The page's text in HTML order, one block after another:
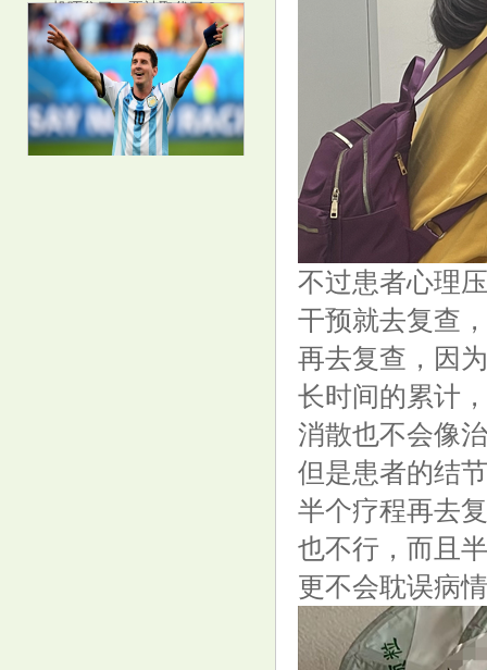
不过患者心理
干预就去复查
再去复查，因
长时间的累计
消散也不会像
但是患者的结
半个疗程再去
也不行，而且
更不会耽误病